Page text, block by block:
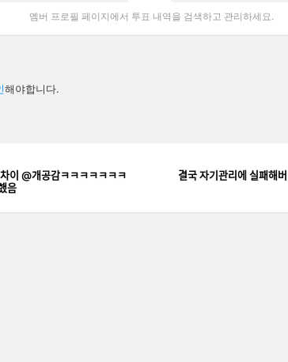
멤버 프로필 페이지에서 투표 내역을 검색하고 관리하세요.
해야합니다.
차이 @개공감ㅋㅋㅋㅋㅋㅋㅋ
결국 자기관리에